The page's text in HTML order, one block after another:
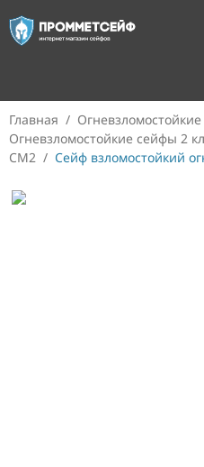
Главная /
Огневзломостойкие сейфы 2
СМ2 / Сейф взломостойкий